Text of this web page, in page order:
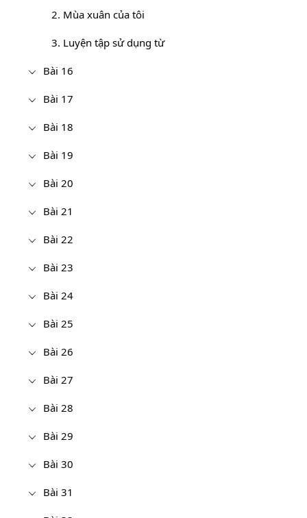
2. Mùa xuân của tôi
3. Luyện tập sử dụng từ
Bài 16
Bài 17
Bài 18
Bài 19
Bài 20
Bài 21
Bài 22
Bài 23
Bài 24
Bài 25
Bài 26
Bài 27
Bài 28
Bài 29
Bài 30
Bài 31